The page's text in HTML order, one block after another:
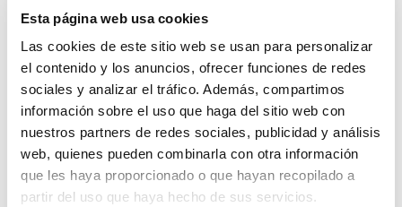
Esta página web usa cookies
Las cookies de este sitio web se usan para personalizar
el contenido y los anuncios, ofrecer funciones de redes
sociales y analizar el tráfico. Además, compartimos
información sobre el uso que haga del sitio web con
nuestros partners de redes sociales, publicidad y análisis
web, quienes pueden combinarla con otra información
que les haya proporcionado o que hayan recopilado a
partir del uso que haya hecho de sus servicios.
ACTUALIDAD, QUIERO SER MAMÁ
PGT-A: Análisis Genético del
embrión
¿Qué es el PGT-A? Es el test genético